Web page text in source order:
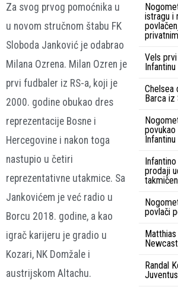
Za svog prvog pomoćnika u
u novom stručnom štabu FK
Sloboda Janković je odabrao
Milana Ozrena. Milan Ozren je
prvi fudbaler iz RS-a, koji je
2000. godine obukao dres
reprezentacije Bosne i
Hercegovine i nakon toga
nastupio u četiri
reprezentativne utakmice. Sa
Jankovićem je već radio u
Borcu 2018. godine, a kao
igrač karijeru je gradio u
Kozari, NK Domžale i
austrijskom Altachu.
istragu i
Vels
Infantinu
Chelsea
Barca iz
povukao
Infantinu
prodaji
povlači
Randal